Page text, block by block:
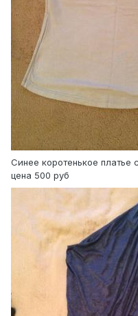
Синее коротенькое
цена 500 руб